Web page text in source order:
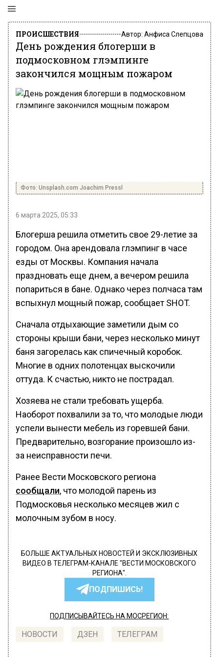
ПРОИСШЕСТВИЯ Автор: Анфиса Слепцова
День рождения блогерши в
подмосковном глэмпинге
закончился мощным пожаром
Фото: Unsplash.com Joachim Pressl
6 марта 2025, 05:33
Блогерша решила отметить свое 29-летие за
городом. Она арендовала глэмпинг в часе
езды от Москвы. Компания начала
праздновать еще днем, а вечером решила
попариться в бане. Однако через полчаса там
вспыхнул мощный пожар, сообщает SHOT.
Сначала отдыхающие заметили дым со
стороны крыши бани, через несколько минут
баня загорелась как спичечный коробок.
Многие в одних полотенцах выскочили
оттуда. К счастью, никто не пострадал.
Хозяева не стали требовать ущерба.
Наоборот похвалили за то, что молодые люди
успели вынести мебель из горевшей бани.
Предварительно, возгорание произошло из-
за неисправности печи.
Ранее Вести Московского региона
сообщали, что молодой парень из
Подмосковья несколько месяцев жил с
молочным зубом в носу.
БОЛЬШЕ АКТУАЛЬНЫХ НОВОСТЕЙ И ЭКСКЛЮЗИВНЫХ
ВИДЕО В ТЕЛЕГРАМ-КАНАЛЕ "ВЕСТИ МОСКОВСКОГО
РЕГИОНА".
ПОДПИШИСЬ!
ПОДПИСЫВАЙТЕСЬ НА МОСРЕГИОН:
НОВОСТИ ДЗЕН ТЕЛЕГРАМ